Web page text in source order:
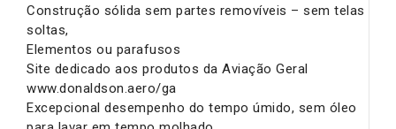
Construção sólida sem partes removíveis – sem telas
soltas,
Elementos ou parafusos
Site dedicado aos produtos da Aviação Geral
www.donaldson.aero/ga
Excepcional desempenho do tempo úmido, sem óleo